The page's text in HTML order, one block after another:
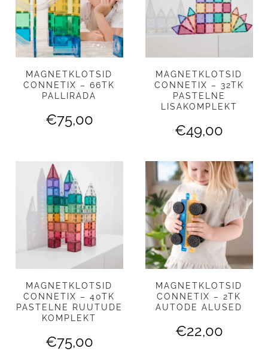
MAGNETKLOTSID
CONNETIX – 66TK
PALLIRADA
€75,00
MAGNETKLOTSID
CONNETIX – 32TK
PASTELNE
LISAKOMPLEKT
€49,00
MAGNETKLOTSID
CONNETIX – 40TK
PASTELNE RUUTUDE
KOMPLEKT
€75,00
MAGNETKLOTSID
CONNETIX – 2TK
AUTODE ALUSED
€22,00